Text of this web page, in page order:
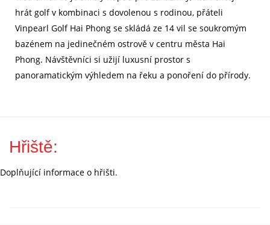
hrát golf v kombinaci s dovolenou s rodinou, přáteli
Vinpearl Golf Hai Phong se skládá ze 14 vil se soukromým
bazénem na jedinečném ostrově v centru města Hai
Phong. Návštěvníci si užijí luxusní prostor s
panoramatickým výhledem na řeku a ponoření do přírody.
Hřiště:
Doplňující informace o hřišti.